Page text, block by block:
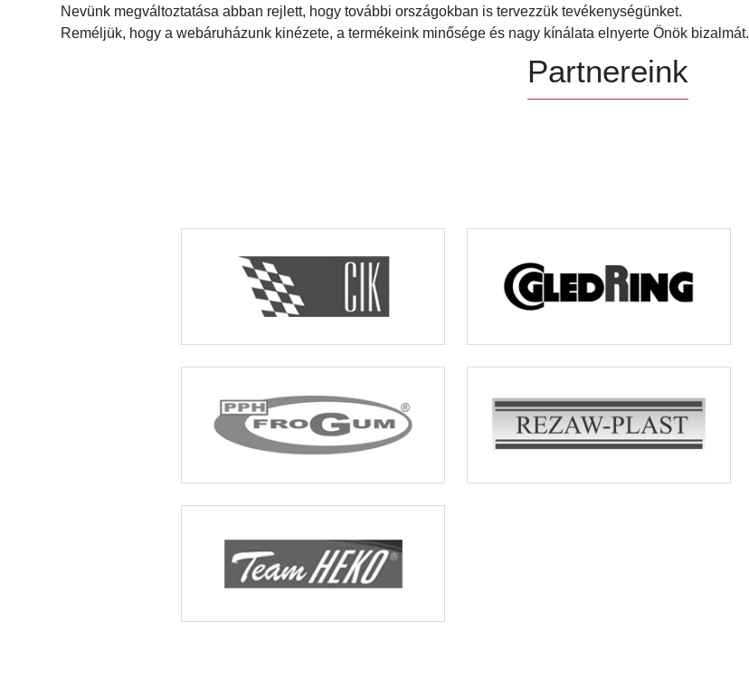
Nevünk megváltoztatása abban rejlett, hogy további országokban is tervezzük tevékenységünket.
Reméljük, hogy a webáruházunk kinézete, a termékeink minősége és nagy kínálata elnyerte Önök bizalmát.
Partnereink